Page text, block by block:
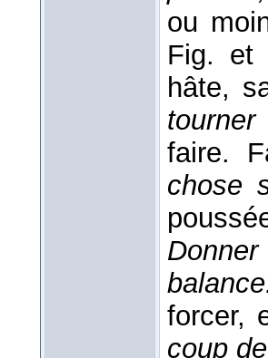
ou
Fig. et
hâte,
faire.
chose
forcer,
coup